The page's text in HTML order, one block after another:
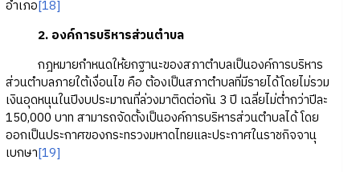
อำเภอ[18]
2. องค์การบริหารส่วนตำบล
กฎหมายกำหนดให้ยกฐานะของสภาตำบลเป็นองค์การบริหาร
ส่วนตำบลภายใต้เงื่อนไข คือ ต้องเป็นสภาตำบลที่มีรายได้โดยไม่รวม
เงินอุดหนุนในปีงบประมาณที่ล่วงมาติดต่อกัน 3 ปี เฉลี่ยไม่ต่ำกว่าปีละ
150,000 บาท สามารถจัดตั้งเป็นองค์การบริหารส่วนตำบลได้ โดย
ออกเป็นประกาศของกระทรวงมหาดไทยและประกาศในราชกิจจานุ
เบกษา[19]